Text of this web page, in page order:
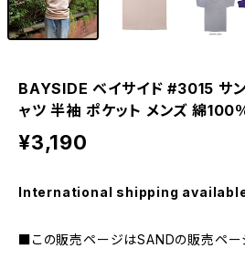
BAYSIDE ベイサイド #3015 サ
ャツ 半袖 ポケット メンズ 綿100
¥3,190
International shipping
■この販売ページはSANDの販売ペー